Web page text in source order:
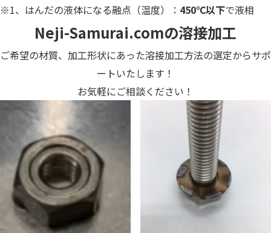
※1、はんだの液体になる融点（温度）： 450℃以下で液相
Neji-Samurai.comの溶接加工
ご希望の材質、加工形状にあった溶接加工方法の選定からサポ
ートいたします！
お気軽にご相談ください！